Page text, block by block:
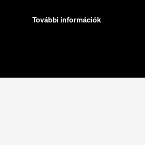
További információk